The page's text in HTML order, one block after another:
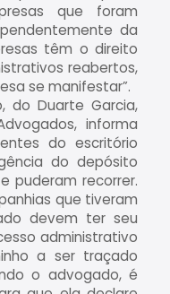
que foram
da
têm o direito
reabertos,
se manifestar”.
do Duarte Garcia,
informa
do escritório
do depósito
puderam recorrer.
que tiveram
devem ter seu
administrativo
a ser traçado
o advogado, é